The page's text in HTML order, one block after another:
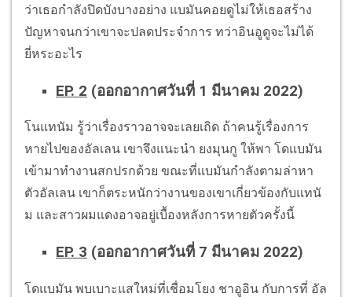
ว่าเธอกำลังปิดบังบางอย่าง แบมันคอยดูไม่ให้เธอสร้าง
ปัญหาจนกว่าเขาจะปลดประจำการ ทว่าอินอูดูจะไม่ได้
ยี่หระอะไร
EP. 2 (ออกอากาศวันที่ 1 มีนาคม 2022)
โนแทนัม รู้ว่าเรื่องราวอาจจะเลยเถิด ถ้าคนรู้เรื่องการ
หายไปของอัลเลน เขาจึงแนะนำ ยงมุนกู ให้พา โดแบมัน
เข้ามาทำงานสกปรกด้วย ขณะที่แบมันกำลังตามล่าหา
ตัวอัลเลน เขาก็ตระหนักว่างานของเขาเกี่ยวข้องกับแทนั
ม และสาวผมแดงอาจอยู่เบื้องหลังการหายตัวครั้งนี้
EP. 3 (ออกอากาศวันที่ 7 มีนาคม 2022)
โดแบมัน พบเบาะแสใหม่ที่เชื่อมโยง ชาอูอิน กับการที่ อัล